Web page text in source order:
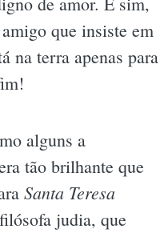
que insiste em
na terra apenas para
alguns a
tão brilhante que
Santa Teresa
judia, que